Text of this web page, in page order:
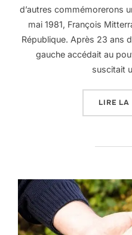
d’autres commémorerons
mai 1981, François
République. Après 23 ans
gauche accédait au
suscitait
LIRE LA